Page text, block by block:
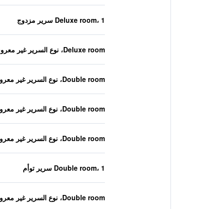
Deluxe room، 1 سرير مزدوج
Deluxe room، نوع السرير غير معروف
Double room، نوع السرير غير معروف
Double room، نوع السرير غير معروف
Double room، نوع السرير غير معروف
Double room، 1 سرير توأم
Double room، نوع السرير غير معروف